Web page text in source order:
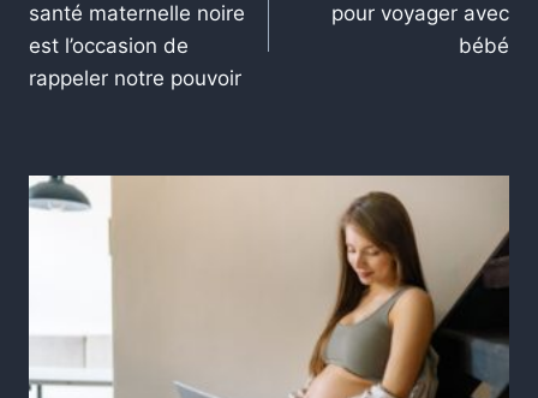
santé maternelle noire
est l’occasion de
rappeler notre pouvoir
pour voyager avec
bébé